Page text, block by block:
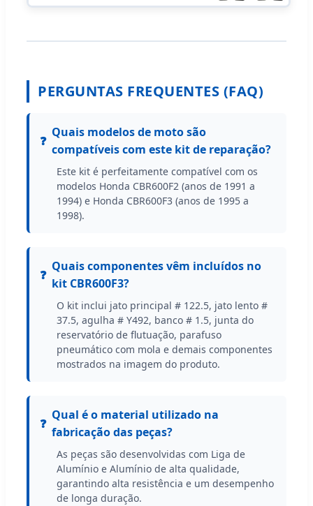
PERGUNTAS FREQUENTES (FAQ)
Quais modelos de moto são
compatíveis com este kit de reparação?
Este kit é perfeitamente compatível com os
modelos Honda CBR600F2 (anos de 1991 a
1994) e Honda CBR600F3 (anos de 1995 a
1998).
Quais componentes vêm incluídos no
kit CBR600F3?
O kit inclui jato principal # 122.5, jato lento #
37.5, agulha # Y492, banco # 1.5, junta do
reservatório de flutuação, parafuso
pneumático com mola e demais componentes
mostrados na imagem do produto.
Qual é o material utilizado na
fabricação das peças?
As peças são desenvolvidas com Liga de
Alumínio e Alumínio de alta qualidade,
garantindo alta resistência e um desempenho
de longa duração.